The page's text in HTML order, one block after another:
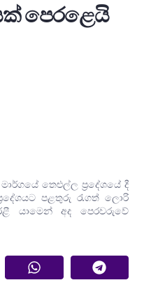
පෙරළෙයි
තෙළුල්ල ප්‍රදේශයේ දී
පළතුරු රැගත් ලොරි
යාමෙන් අද පෙරවරුවේ